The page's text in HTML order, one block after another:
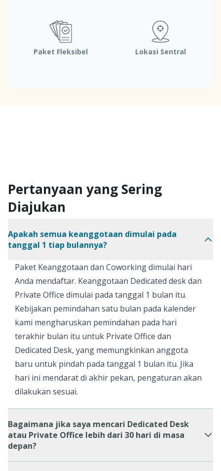
Paket Fleksibel Lokasi Sentral
Pertanyaan yang Sering
Diajukan
Apakah semua keanggotaan dimulai pada
tanggal 1 tiap bulannya?
Paket Keanggotaan dan Coworking dimulai hari
Anda mendaftar. Keanggotaan Dedicated desk dan
Private Office dimulai pada tanggal 1 bulan itu.
Kebijakan pemindahan satu bulan pada kalender
kami mengharuskan pemindahan pada hari
terakhir bulan itu untuk Private Office dan
Dedicated Desk, yang memungkinkan anggota
baru untuk pindah pada tanggal 1 bulan itu. Jika
hari ini mendarat di akhir pekan, pengaturan akan
dilakukan sesuai.
Bagaimana jika saya mencari Dedicated Desk
atau Private Office lebih dari 30 hari di masa
depan?